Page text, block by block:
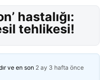
hastalığı:
tehlikesi!
ve en son 2 ay 3 hafta önce